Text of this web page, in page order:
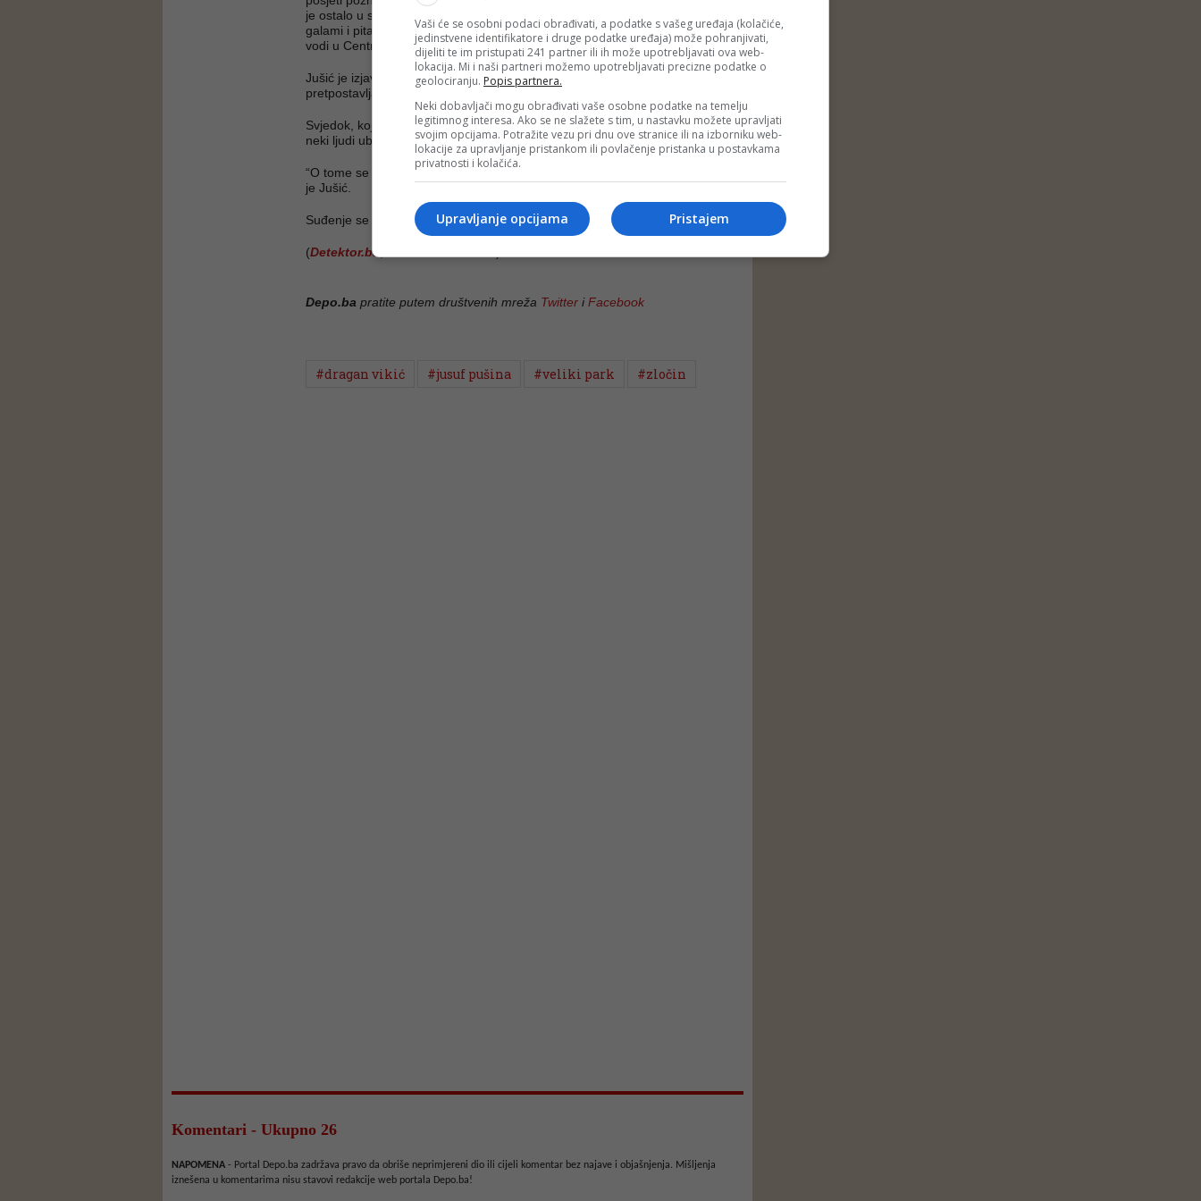
je ostalo u sjećanju kako je u jednom trenutku iza leđa čuo Vikića kako
galami i pita nekoga zašto je doveo te ljude, da on nema zatvor, te da ih
vodi u Centralni zatvor ili MUP (Ministarstvo unutrašnjih poslova).
Jušić je izjavio da se ostalih dešavanja od tog dana ne sjeća, a da
pretpostavlja da su mu riječi Vikića ostale u sjećanju jer je galamio i bio ljut.
Svjedok, koji je u to vrijeme radio u MUP-u, dodao je da je poslije čuo da su
neki ljudi ubijeni u parku.
“O tome se pričalo, nije to mala stvar, ali niko nije spominjao Vikića”, kazao
je Jušić.
Suđenje se nastavlja 24. septembra.
(Detektor.ba
Depo.ba pratite putem društvenih mreža Twitter iFacebook
#dragan vikić #jusuf pušina #veliki park #zločin
Komentari - Ukupno 26
NAPOMENA - Portal Depo.ba zadržava pravo da obriše neprimjereni dio ili cijeli komentar bez najave i objašnjenja. Mišljenja
iznešena u komentarima nisu stavovi redakcije web portala Depo.ba!
Vaši će se osobni podaci obrađivati, a podatke s vašeg uređaja (kolačiće,
jedinstvene identifikatore i druge podatke uređaja) može pohranjivati,
dijeliti te im pristupati 241 partner ili ih može upotrebljavati ova web-
lokacija. Mi i naši partneri možemo upotrebljavati precizne podatke o
geolociranju. Popis partnera.
Neki dobavljači mogu obrađivati vaše osobne podatke na temelju
legitimnog interesa. Ako se ne slažete s tim, u nastavku možete upravljati
svojim opcijama. Potražite vezu pri dnu ove stranice ili na izborniku web-
lokacije za upravljanje pristankom ili povlačenje pristanka u postavkama
privatnosti i kolačića.
Pristajem
Upravljanje opcijama